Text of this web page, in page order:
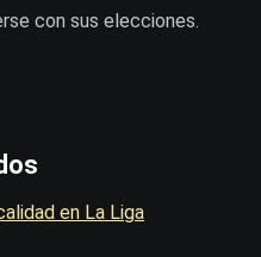
con sus elecciones.
en La Liga